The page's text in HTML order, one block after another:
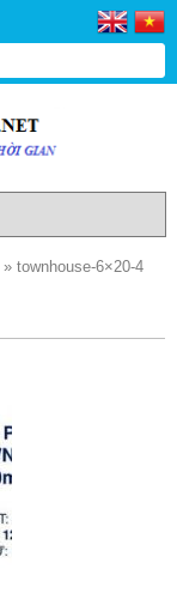
» townhouse-6×20-4